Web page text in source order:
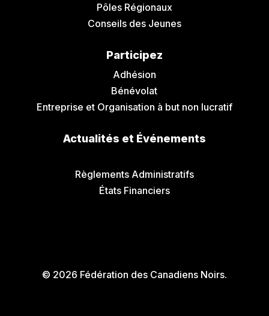
Pôles Régionaux
Conseils des Jeunes
Participez
Adhésion
Bénévolat
Entreprise et Organisation à but non lucratif
Actualités et Événements
Règlements Administratifs
États Financiers
© 2026 Fédération des Canadiens Noirs.